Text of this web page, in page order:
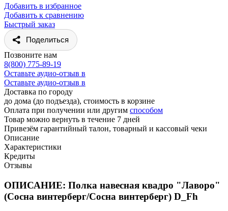
Добавить в избранное
Добавить к сравнению
Быстрый заказ
Поделиться
Позвоните нам
8(800) 775-89-19
Оставьте аудио-отзыв в
Оставьте аудио-отзыв в
Доставка по городу
до дома (до подъезда), стоимость в корзине
Оплата при получении или другим способом
Товар можно вернуть в течение 7 дней
Привезём гарантийный талон, товарный и кассовый чеки
Описание
Характеристики
Кредиты
Отзывы
ОПИСАНИЕ: Полка навесная квадро "Лаворо"
(Сосна винтерберг/Сосна винтерберг) D_Fh